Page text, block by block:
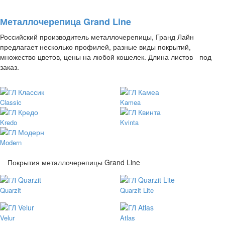
Металлочерепица Grand Line
Российский производитель металлочерепицы, Гранд Лайн
предлагает несколько профилей, разные виды покрытий,
множество цветов, цены на любой кошелек. Длина листов - под
заказ.
Classic Kamea
Kredo Kvinta
Modern
Покрытия металлочерепицы Grand Line
Quarzit Quarzit Lite
Velur Atlas